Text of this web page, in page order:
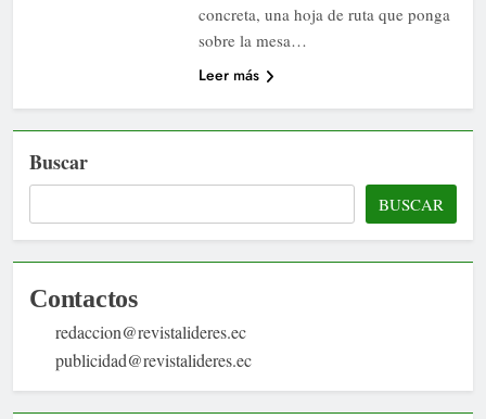
concreta, una hoja de ruta que ponga
sobre la mesa…
Leer más
Buscar
BUSCAR
Contactos
redaccion@revistalideres.ec
publicidad@revistalideres.ec